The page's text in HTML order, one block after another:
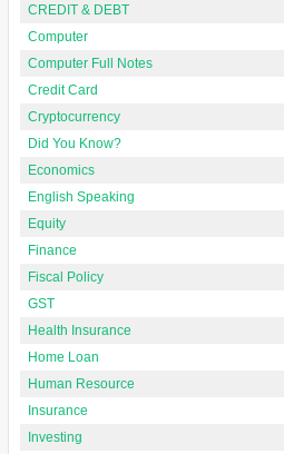
CREDIT & DEBT
Computer
Computer Full Notes
Credit Card
Cryptocurrency
Did You Know?
Economics
English Speaking
Equity
Finance
Fiscal Policy
GST
Health Insurance
Home Loan
Human Resource
Insurance
Investing